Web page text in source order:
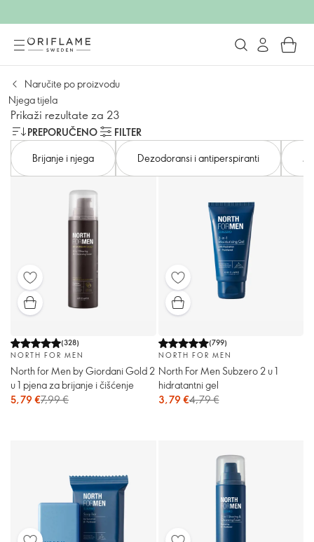
Naručite po proizvodu
Njega tijela
Prikaži rezultate za 23
PREPORUČENO
FILTER
Brijanje i njega
Dezodoransi i antiperspiranti
(328)
NORTH FOR MEN
North for Men by Giordani Gold 2
u 1 pjena za brijanje i čišćenje
5,79 €7,99 €
(799)
NORTH FOR MEN
North For Men Subzero 2 u 1
hidratantni gel
3,79 €4,79 €